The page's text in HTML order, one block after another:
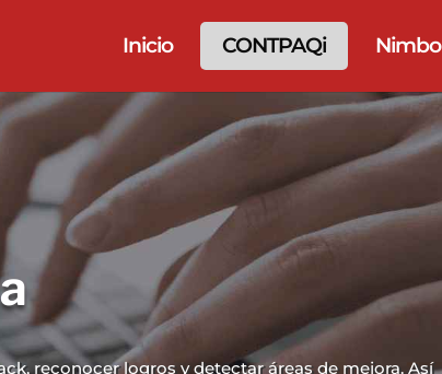
Inicio CONTPAQi Nimbo
reconocer logros y detectar áreas de mejora. Así